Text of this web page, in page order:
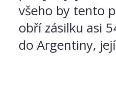
všeho by tento
obří zásilku asi
do Argentiny,